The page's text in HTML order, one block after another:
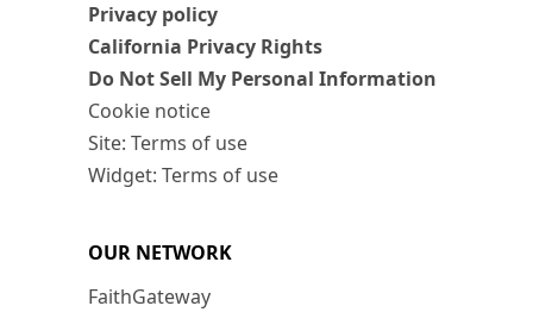
Privacy policy
California Privacy Rights
Do Not Sell My Personal Information
Cookie notice
Site: Terms of use
Widget: Terms of use
OUR NETWORK
FaithGateway